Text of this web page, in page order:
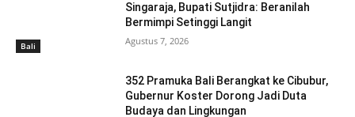
Bali
Singaraja, Bupati Sutjidra: Beranilah
Bermimpi Setinggi Langit
Agustus 7, 2026
352 Pramuka Bali Berangkat ke Cibubur,
Gubernur Koster Dorong Jadi Duta
Budaya dan Lingkungan